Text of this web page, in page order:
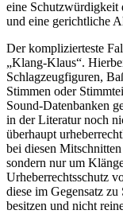
eine Schutzwürdigkeit
und eine gerichtliche
Der komplizierteste
„Klang-Klaus“.
Schlagzeugfiguren,
Stimmen oder
Sound-Datenbanken
in der Literatur noch
überhaupt
bei diesen
sondern nur um
Urheberrechtsschutz
diese im Gegensatz
besitzen und nicht